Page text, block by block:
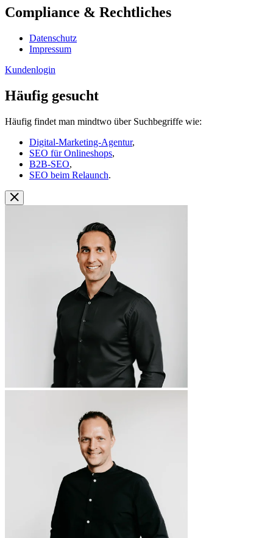
Compliance & Rechtliches
Datenschutz
Impressum
Kundenlogin
Häufig gesucht
Häufig findet man mindtwo über Suchbegriffe wie:
Digital-Marketing-Agentur,
SEO für Onlineshops,
B2B-SEO,
SEO beim Relaunch.